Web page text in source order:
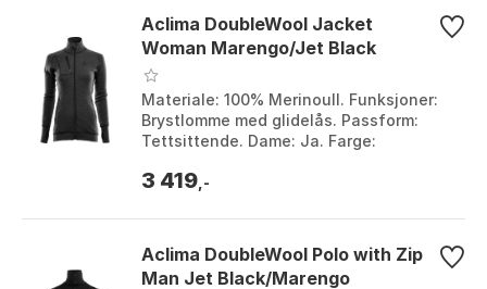
Aclima DoubleWool Jacket
Woman Marengo/Jet Black
Materiale: 100% Merinoull. Funksjoner:
Brystlomme med glidelås. Passform:
Tettsittende. Dame: Ja. Farge:
Størrelse: L, M, ...
3 419 ,-
Aclima DoubleWool Polo with Zip
Man Jet Black/Marengo